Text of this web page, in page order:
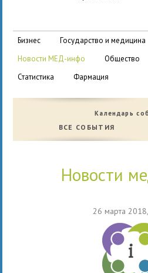
бизнес государство и медицина
новости МЕД-инфо
общество
статистика
фармация
Календарь
ВСЕ СОБЫТИЯ
новости
26 марта